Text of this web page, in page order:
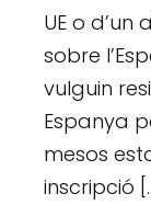
UE o
sobre
vulguin
Espanya
mesos
inscripció